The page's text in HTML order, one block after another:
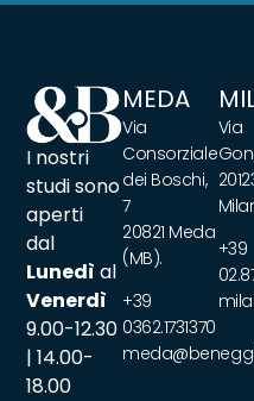
I nostri
studi sono
aperti
dal
Lunedì al
Venerdì
9.00-12.30
| 14.00-
18.00
MEDA
Via
Consorziale
dei Boschi,
7
20821 Meda
(MB).
+39
0362.1731370
Via
+39